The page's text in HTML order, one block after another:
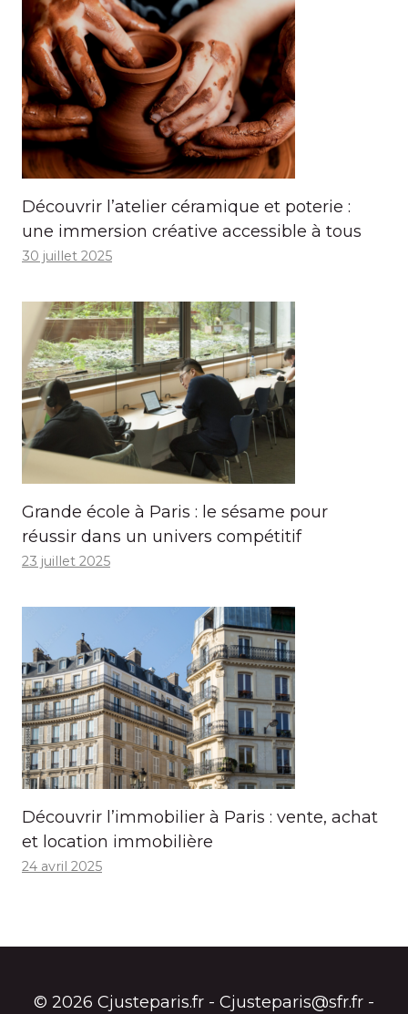
Découvrir l’atelier céramique et poterie :
une immersion créative accessible à tous
30 juillet 2025
Grande école à Paris : le sésame pour
réussir dans un univers compétitif
23 juillet 2025
Découvrir l’immobilier à Paris : vente, achat
et location immobilière
24 avril 2025
© 2026 Cjusteparis.fr - Cjusteparis@sfr.fr -